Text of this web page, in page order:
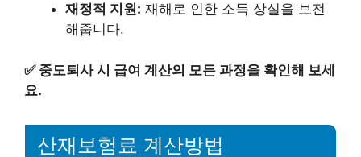
재정적 지원: 재해로 인한 소득 상실을 보전
해줍니다.
✅ 중도퇴사 시 급여 계산의 모든 과정을 확인해 보세
요.
산재보험료 계산방법